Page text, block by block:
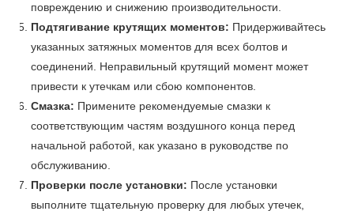
повреждению и снижению производительности.
Подтягивание крутящих моментов: Придерживайтесь
указанных затяжных моментов для всех болтов и
соединений. Неправильный крутящий момент может
привести к утечкам или сбою компонентов.
Смазка: Примените рекомендуемые смазки к
соответствующим частям воздушного конца перед
начальной работой, как указано в руководстве по
обслуживанию.
Проверки после установки: После установки
выполните тщательную проверку для любых утечек,